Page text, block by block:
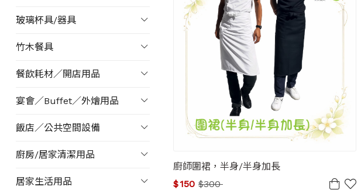
玻璃杯具/器具
竹木餐具
餐飲耗材／開店用品
宴會／Buffet／外燴用品
飯店／公共空間設備
廚房/居家清潔用品
居家生活用品
廚師圍裙，半身/半身加長
$300
$150